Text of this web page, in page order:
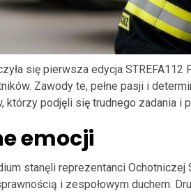
się pierwsza edycja
Zawody te, pełne pasji i
którzy podjęli się trudnego zadania i
emocji
stanęli reprezentanci
i zespołowym duchem.